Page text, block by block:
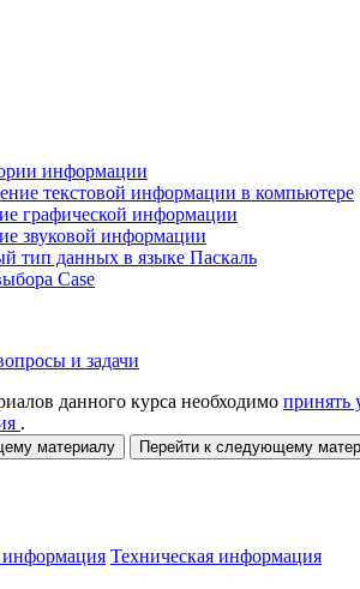
информации
текстовой информации в компьютере
графической информации
звуковой информации
тип данных в языке Паскаль
Case
и задачи
данного курса необходимо принять
.
материалу Перейти к следующему
информация Техническая информация